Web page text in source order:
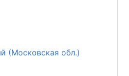
(Московская обл.)